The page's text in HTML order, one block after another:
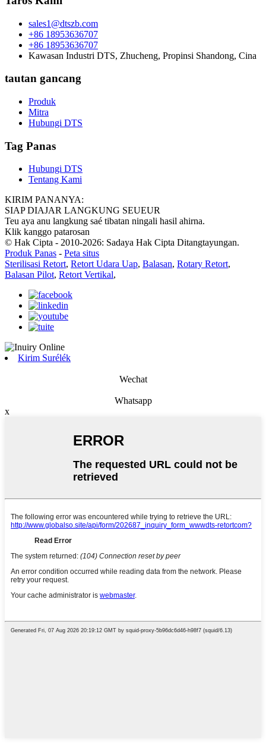
sales1@dtszb.com
+86 18953636707
+86 18953636707
Kawasan Industri DTS, Zhucheng, Propinsi Shandong, Cina
tautan gancang
Produk
Mitra
Hubungi DTS
Tag Panas
Hubungi DTS
Tentang Kami
KIRIM PANANYA:
SIAP DIAJAR LANGKUNG SEUEUR
Teu aya anu langkung saé tibatan ningali hasil ahirna.
Klik kanggo patarosan
© Hak Cipta - 2010-2026: Sadaya Hak Cipta Ditangtayungan.
Produk Panas - Peta situs
Sterilisasi Retort, Retort Udara Uap, Balasan, Rotary Retort,
Balasan Pilot, Retort Vertikal,
Kirim Surélék
Wechat
Whatsapp
x